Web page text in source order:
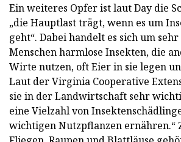
Ein weiteres Opfer ist laut Day die
„die Hauptlast trägt, wenn es um
geht“. Dabei handelt es sich um
Menschen harmlose Insekten, die
Wirte nutzen, oft Eier in sie legen
Laut der Virginia Cooperative
sie in der Landwirtschaft sehr
eine Vielzahl von
wichtigen Nutzpflanzen ernähren.“